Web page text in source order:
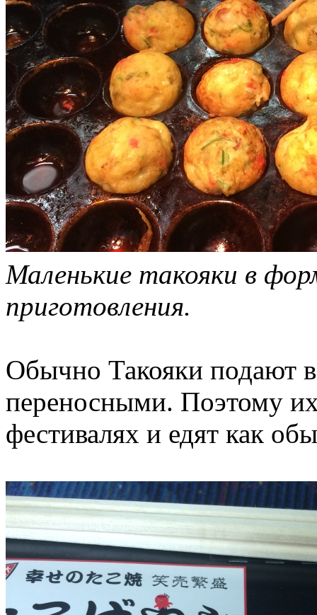
Маленькие такояки в
приготовления.
Обычно Такояки подают
переносными. Поэтому
фестивалях и едят как